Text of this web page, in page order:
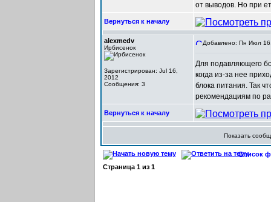
от выводов. Но при
Вернуться к началу
alexmedv
Ирбисенок
Зарегистрирован: Jul 16,
2012
Сообщения: 3
Добавлено: Пн Июл
Для подавляющего
когда из-за нее
блока питания. Так
рекомендациям по
Вернуться к началу
Показать
Список
Страница 1 из 1